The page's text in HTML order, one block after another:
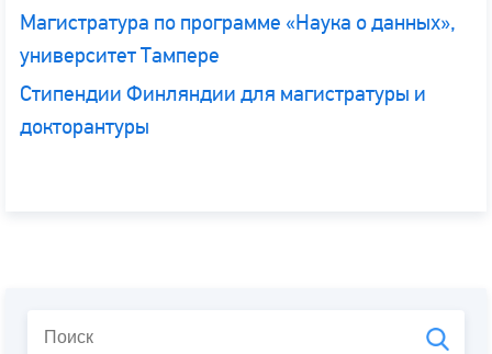
Магистратура по программе «Наука о данных»,
университет Тампере
Стипендии Финляндии для магистратуры и
докторантуры